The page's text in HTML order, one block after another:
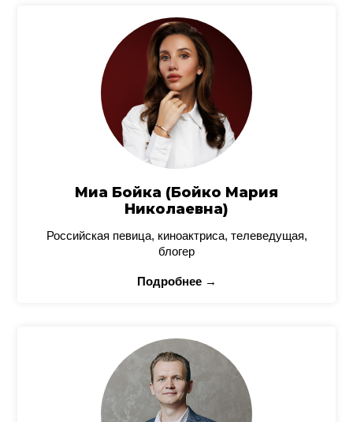
Миа Бойка (Бойко Мария
Николаевна)
Российская певица, киноактриса, телеведущая,
блогер
Подробнее →